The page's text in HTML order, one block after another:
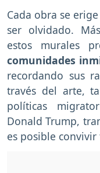
Cada obra se
ser olvidado.
estos murales
comunidades
recordando sus
través del arte,
políticas
Donald Trump,
es posible